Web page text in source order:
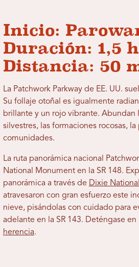
Inicio:
Duración: 1,5
Distancia: 50
La Patchwork Parkway de EE. UU.
Su follaje otoñal es igualmente
brillante y un rojo vibrante. Abundan
silvestres, las formaciones rocosas,
comunidades.
La ruta panorámica nacional
National Monument en la SR 148.
panorámica a través de Dixie
atravesaron con gran esfuerzo este
nieve, pisándolas con cuidado para
adelante en la SR 143. Deténgase
herencia.